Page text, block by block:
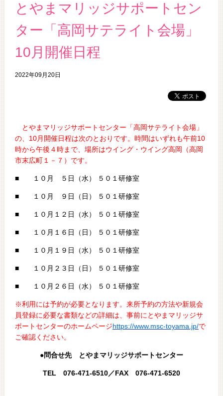
とやまマリッジサポートセン
ター「高岡サテライト会場」
10月開催日程
2022年09月20日
とやまマリッジサポートセンター「高岡サテライト会場」
の、10月開催日程は次のとおりです。時間はいずれも午前10
時から午後４時まで、場所はウイング・ウイング高岡（高岡
市末広町１－７）です。
■ １０月 ５日（水） ５０１研修室
■ １０月 ９日（日） ５０１研修室
■ １０月１２日（水） ５０１研修室
■ １０月１６日（日） ５０１研修室
■ １０月１９日（水） ５０１研修室
■ １０月２３日（日） ５０１研修室
■ １０月２６日（水） ５０１研修室
※利用には予約が必要となります。来所予約の方法や新規会
員登録に必要な書類などの詳細は、事前にとやまマリッジサ
ポートセンターのホームページhttps://www.msc-toyama.jp/で
ご確認ください。
●問合せ先 とやまマリッジサポートセンター
TEL 076-471-6510／FAX 076-471-6520